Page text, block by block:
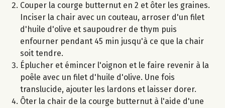
Couper la courge butternut en 2 et ôter les graines.
Inciser la chair avec un couteau, arroser d'un filet
d'huile d'olive et saupoudrer de thym puis
enfourner pendant 45 min jusqu'à ce que la chair
soit tendre.
Éplucher et émincer l'oignon et le faire revenir à la
poêle avec un filet d'huile d'olive. Une fois
translucide, ajouter les lardons et laisser dorer.
Ôter la chair de la courge butternut à l'aide d'une